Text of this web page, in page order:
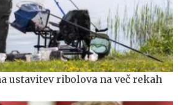
ustavitev ribolova na več rekah